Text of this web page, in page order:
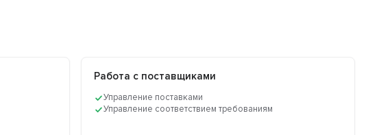
Работа с поставщиками
Управление поставками
Управление соответствием требованиям